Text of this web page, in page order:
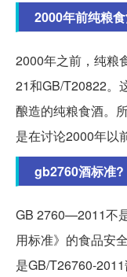
2000年前纯粮
2000年之前，纯粮
21和GB/T20822。
酿造的纯粮食酒。
是在讨论2000年以
gb2760酒标准?
GB 2760—2011不
用标准》的食品安
是GB/T26760-